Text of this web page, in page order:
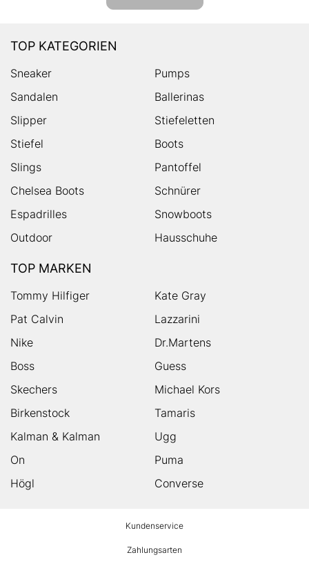
TOP KATEGORIEN
Sneaker
Pumps
Sandalen
Ballerinas
Slipper
Stiefeletten
Stiefel
Boots
Slings
Pantoffel
Chelsea Boots
Schnürer
Espadrilles
Snowboots
Outdoor
Hausschuhe
TOP MARKEN
Tommy Hilfiger
Kate Gray
Pat Calvin
Lazzarini
Nike
Dr.Martens
Boss
Guess
Skechers
Michael Kors
Birkenstock
Tamaris
Kalman & Kalman
Ugg
On
Puma
Högl
Converse
Kundenservice
Zahlungsarten